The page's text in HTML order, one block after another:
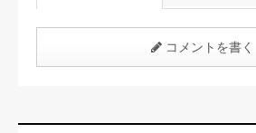
コメントを書く